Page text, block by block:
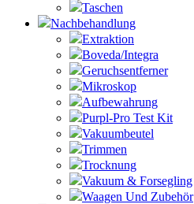
Taschen
Nachbehandlung
Extraktion
Boveda/Integra
Geruchsentferner
Mikroskop
Aufbewahrung
Purpl-Pro Test Kit
Vakuumbeutel
Trimmen
Trocknung
Vakuum & Forsegling
Waagen Und Zubehör